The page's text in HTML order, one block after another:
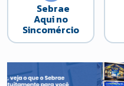
Sebrae
Aqui no
Sincomércio